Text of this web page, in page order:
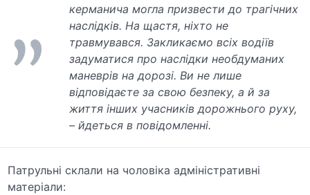
керманича могла призвести до трагічних
наслідків. На щастя, ніхто не
травмувався. Закликаємо всіх водіїв
задуматися про наслідки необдуманих
маневрів на дорозі. Ви не лише
відповідаєте за свою безпеку, а й за
життя інших учасників дорожнього руху,
– йдеться в повідомленні.
Патрульні склали на чоловіка адміністративні
матеріали: